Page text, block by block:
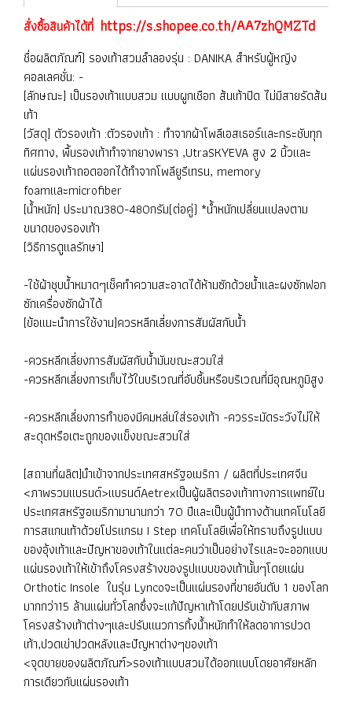
สั่งซื้อสินค้าได้ที่ https://s.shopee.co.th/AA7zhQMZTd
ชื่อผลิตภัณฑ์] รองเท้าสวมลำลองรุ่น : DANIKA สำหรับผู้หญิง
คอลเลคชั่น: -
[ลักษณะ] เป็นรองเท้าแบบสวม แบบผูกเชือก ส้นเท้าปิด ไม่มีสายรัดส้น
เท้า
[วัสดุ] ตัวรองเท้า :ตัวรองเท้า : ทำจากผ้าโพลีเอสเธอร์และกระชับทุก
ทิศทาง, พื้นรองเท้าทำจากยางพารา ,UtraSKYEVA สูง 2 นิ้วและ
แผ่นรองเท้าถอดออกได้ทำจากโพลียูรีเทรน, memory
foamและmicrofiber
[น้ำหนัก] ประมาณ380-480กรัม(ต่อคู่) *น้ำหนักเปลี่ยนแปลงตาม
ขนาดของรองเท้า
[วิธีการดูแลรักษา]
-ใช้ผ้าชุบน้ำหมาดๆเช็คทำความสะอาดได้ห้ามซักด้วยน้ำและผงซักฟอก
ซักเครื่องซักผ้าได้
[ข้อแนะนำการใช้งาน]ควรหลีกเลี่ยงการสัมผัสกับน้ำ
-ควรหลีกเลี่ยงการสัมผัสกับน้ำมันขณะสวมใส่
-ควรหลีกเลี่ยงการเก็บไว้ในบริเวณที่อับชื้นหรือบริเวณที่มีอุณหภูมิสูง
-ควรหลีกเลี่ยงการทำของมีคมหล่นใส่รองเท้า -ควรระมัดระวังไม่ให้
สะดุดหรือเตะถูกของแข็งขณะสวมใส่
[สถานที่ผลิต]นำเข้าจากประเทศสหรัฐอเมริกา / ผลิตที่ประเทศจีน
<ภาพรวมแบรนด์>แบรนด์Aetrexเป็นผู้ผลิตรองเท้าทางการแพทย์ใน
ประเทศสหรัฐอเมริกามานานกว่า 70 ปีและเป็นผู้นำทางด้านเทคโนโลยี
การสแกนเท้าด้วยโปรแกรม I Step เทคโนโลยีเพื่อให้ทราบถึงรูปแบบ
ของอุ้งเท้าและปัญหาของเท้าในแต่ละคนว่าเป็นอย่างไรและจะออกแบบ
แผ่นรองเท้าให้เข้าถึงโครงสร้างของรูปแบบของเท้านั้นๆโดยแผ่น
Orthotic Insole ในรุ่น Lyncoจะเป็นแผ่นรองที่ขายอันดับ 1 ของโลก
มากกว่า15 ล้านแผ่นทั่วโลกซึ่งจะแก้ปัญหาเท้าโดยปรับเข้ากับสภาพ
โครงสร้างเท้าต่างๆและปรับแนวการทิ้งน้ำหนักทำให้ลดอาการปวด
เท้า,ปวดเข่าปวดหลังและปัญหาต่างๆของเท้า
<จุดขายของผลิตภัณฑ์>รองเท้าแบบสวมได้ออกแบบโดยอาศัยหลัก
การเดียวกับแผ่นรองเท้า